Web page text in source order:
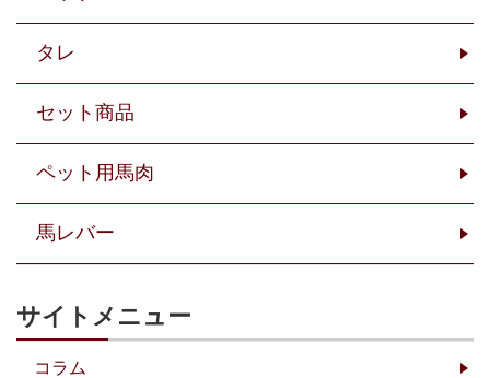
タレ
セット商品
ペット用馬肉
馬レバー
サイトメニュー
コラム